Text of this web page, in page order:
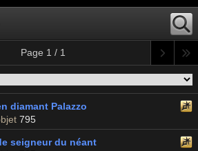
Page 1 / 1
diamant Palazzo
795
seigneur du néant